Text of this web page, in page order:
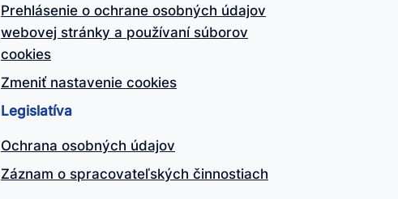
Prehlásenie o ochrane osobných údajov
webovej stránky a používaní súborov
cookies
Zmeniť nastavenie cookies
Legislatíva
Ochrana osobných údajov
Záznam o spracovateľských činnostiach